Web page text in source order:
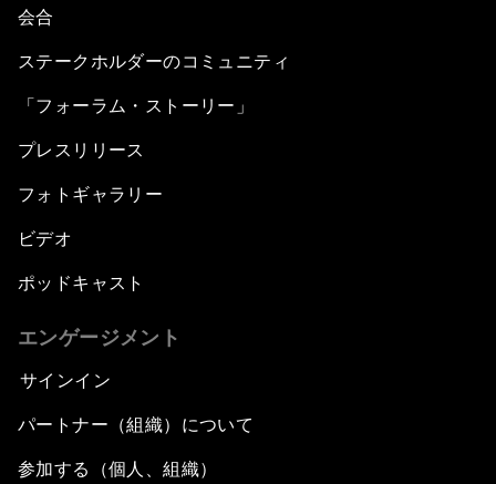
会合
ステークホルダーのコミュニティ
「フォーラム・ストーリー」
プレスリリース
フォトギャラリー
ビデオ
ポッドキャスト
エンゲージメント
サインイン
パートナー（組織）について
参加する（個人、組織）